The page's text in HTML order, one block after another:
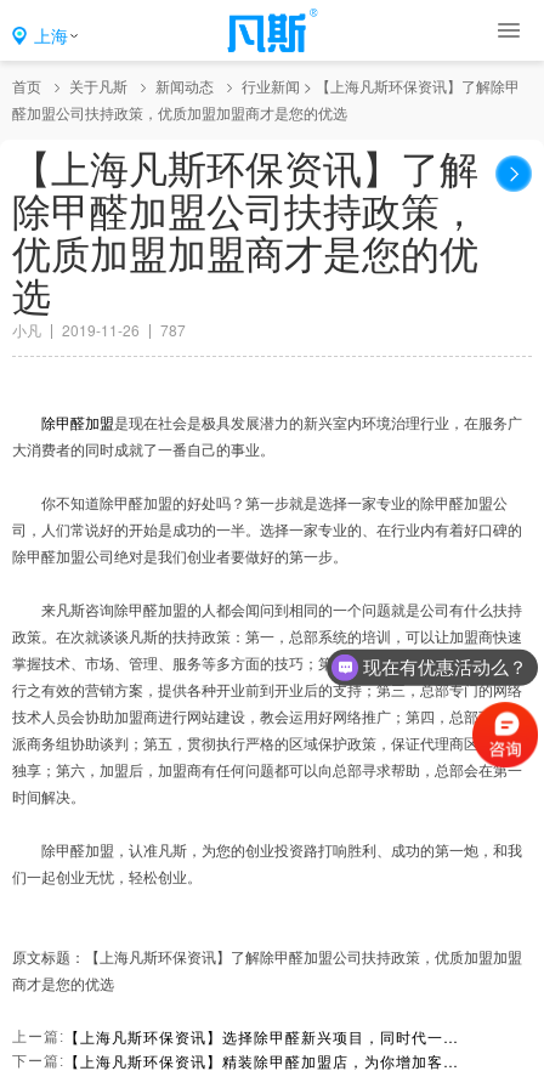
上海
首页 关于凡斯 新闻动态 行业新闻 >
【上海凡斯环保资讯】了解除甲
醛加盟公司扶持政策，优质加盟加盟商才是您的优选
【上海凡斯环保资讯】了解
除甲醛加盟公司扶持政策，
优质加盟加盟商才是您的优
选
小凡 2019-11-26 787
除甲醛加盟是现在社会是极具发展潜力的新兴室内环境治理行业，在服务广
大消费者的同时成就了一番自己的事业。
你不知道除甲醛加盟的好处吗？第一步就是选择一家专业的除甲醛加盟公
司，人们常说好的开始是成功的一半。选择一家专业的、在行业内有着好口碑的
除甲醛加盟公司绝对是我们创业者要做好的第一步。
来凡斯咨询除甲醛加盟的人都会闻问到相同的一个问题就是公司有什么扶持
政策。在次就谈谈凡斯的扶持政策：第一，总部系统的培训，可以让加盟商快速
掌握技术、市场、管理、服务等多方面的技巧；第二，总部为加盟商量身定制做
行之有效的营销方案，提供各种开业前到开业后的支持；第三，总部专门的网络
技术人员会协助加盟商进行网站建设，教会运用好网络推广；第四，总部可以指
派商务组协助谈判；第五，贯彻执行严格的区域保护政策，保证代理商区域利益
独享；第六，加盟后，加盟商有任何问题都可以向总部寻求帮助，总部会在第一
时间解决。
除甲醛加盟，认准凡斯，为您的创业投资路打响胜利、成功的第一炮，和我
们一起创业无忧，轻松创业。
原文标题：【上海凡斯环保资讯】了解除甲醛加盟公司扶持政策，优质加盟加盟
商才是您的优选
上ー篇: 【上海凡斯环保资讯】选择除甲醛新兴项目，同时代一起共家人健康生活
下ー篇: 【上海凡斯环保资讯】精装除甲醛加盟店，为你增加客流量
现在有优惠活动么？